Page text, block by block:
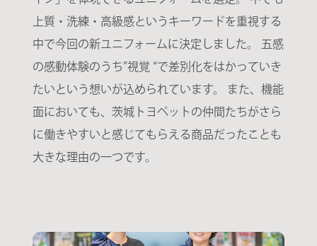
上質・洗練・高級感というキーワードを重視する
中で今回の新ユニフォームに決定しました。 五感
の感動体験のうち”視覚 “で差別化をはかっていき
たいという想いが込められています。 また、機能
面においても、茨城トヨペットの仲間たちがさら
に働きやすいと感じてもらえる商品だったことも
大きな理由の一つです。